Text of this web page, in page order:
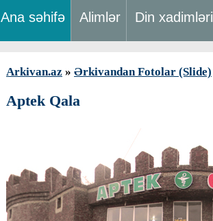
Ana səhifə Alimlər Din xadimləri
Arkivan.az » Ərkivandan Fotolar (Slide)
Aptek Qala